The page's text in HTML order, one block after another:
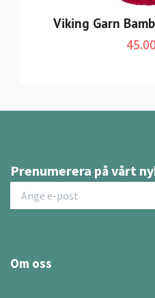
Viking Garn
Prenumerera på vårt
Om oss